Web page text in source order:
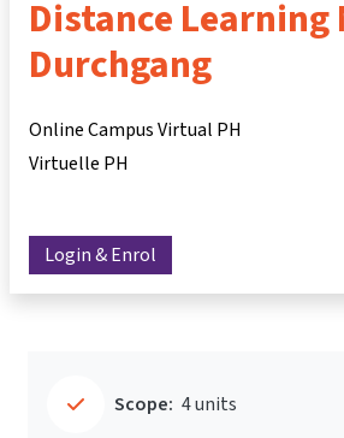
Distance Learning
Durchgang
Online Campus Virtual PH
Virtuelle PH
Login & Enrol
Scope: 4 units